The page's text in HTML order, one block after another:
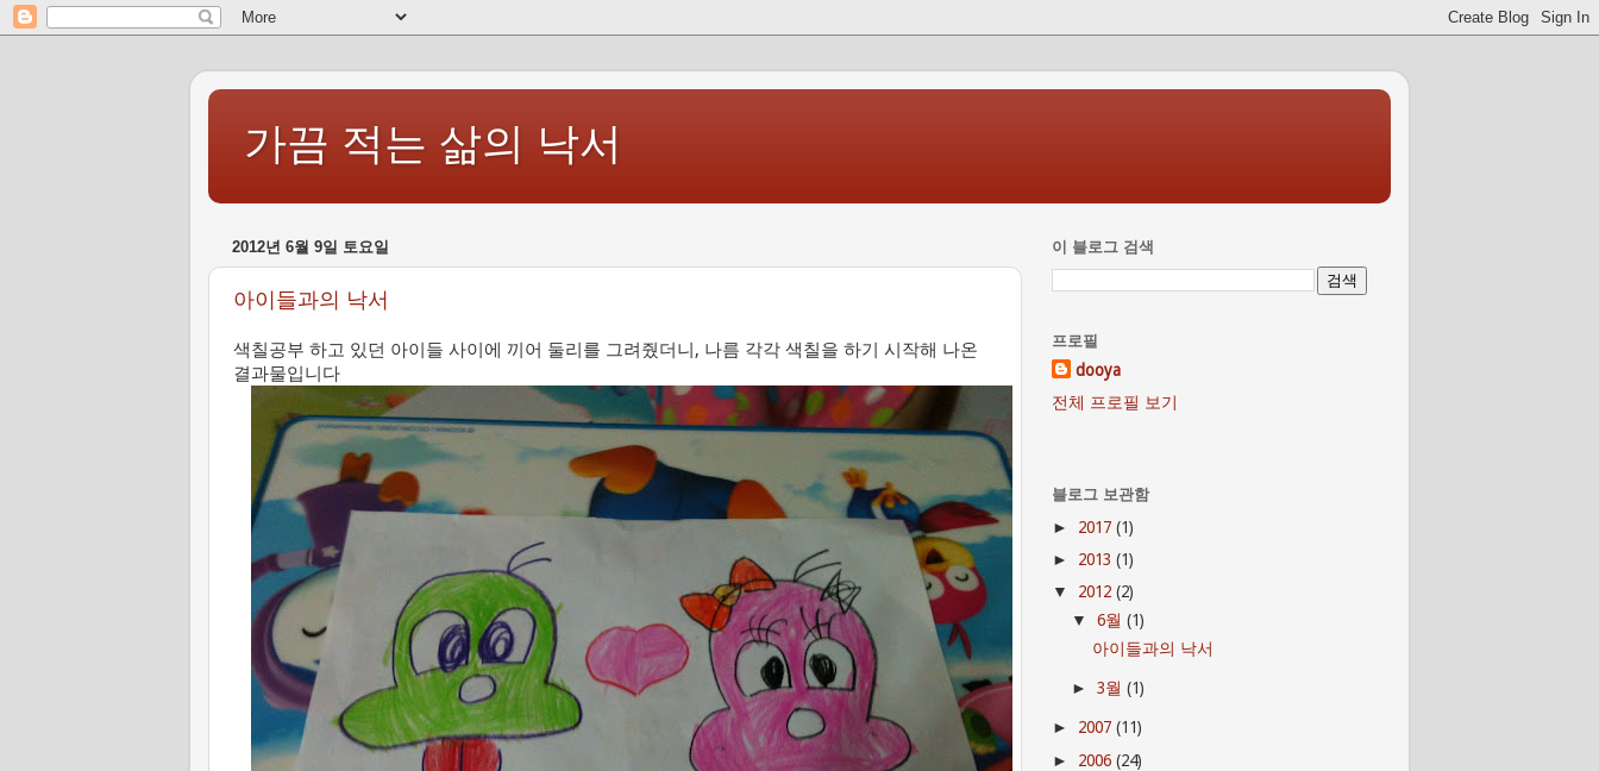
가끔 적는 삶의 낙서
2012년 6월 9일 토요일
아이들과의 낙서
색칠공부 하고 있던 아이들 사이에 끼어 둘리를 그려줬더니, 나름 각각 색칠을 하기 시작해 나온
결과물입니다
이 블로그 검색
프로필
dooya
전체 프로필 보기
블로그 보관함
► 2017 (1)
► 2013 (1)
▼ 2012 (2)
▼6월(1)
아이들과의 낙서
►3월(1)
► 2007 (11)
► 2006 (24)